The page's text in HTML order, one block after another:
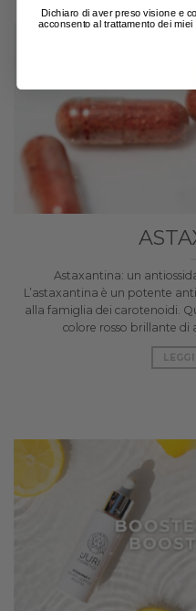
Astaxantina: un
L’astaxantina è un potente
alla famiglia dei carotenoidi.
colore rosso brillante di
Dichiaro di aver preso visione e
acconsento al trattamento dei